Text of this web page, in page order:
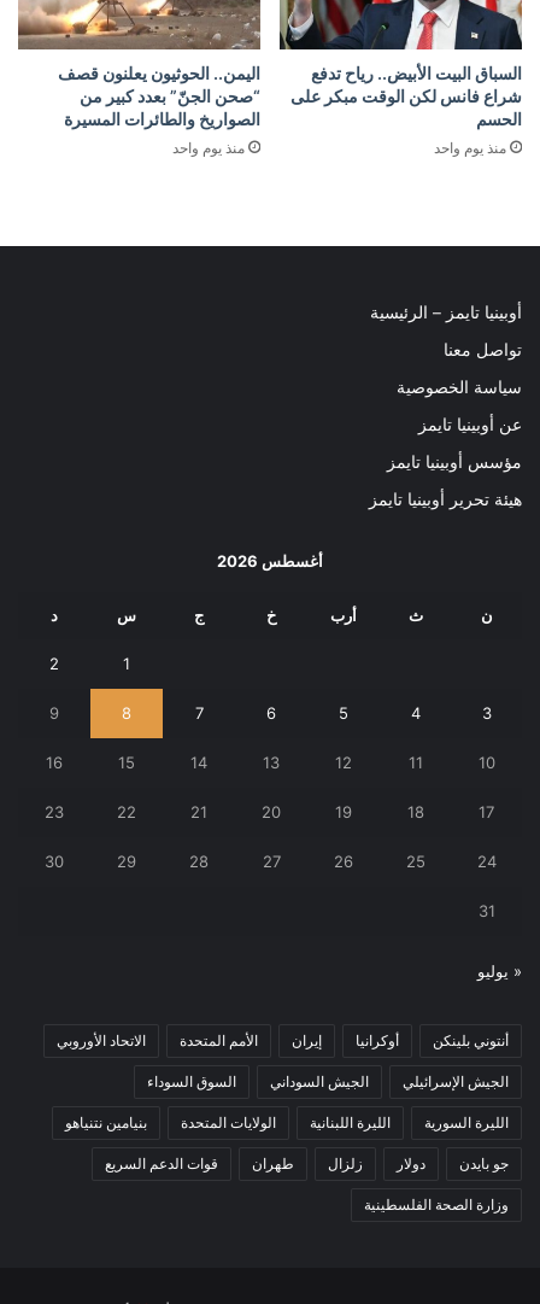
السباق البيت الأبيض.. رياح تدفع
شراع فانس لكن الوقت مبكر على
الحسم
منذ يوم واحد
اليمن.. الحوثيون يعلنون قصف
“صحن الجنّ” بعدد كبير من
الصواريخ والطائرات المسيرة
منذ يوم واحد
أوبينيا تايمز – الرئيسية
تواصل معنا
سياسة الخصوصية
عن أوبينيا تايمز
مؤسس أوبينيا تايمز
هيئة تحرير أوبينيا تايمز
أغسطس 2026
ن ث أرب خ ج س د
1
2
3
4
5
6
7
8
9
10
11
12
13
14
15
16
17
18
19
20
21
22
23
24
25
26
27
28
29
30
31
« يوليو
أنتوني بلينكن أوكرانيا إيران الأمم المتحدة الاتحاد الأوروبي
الجيش الإسرائيلي الجيش السوداني السوق السوداء
الليرة السورية الليرة اللبنانية الولايات المتحدة بنيامين نتنياهو
جو بايدن دولار زلزال طهران قوات الدعم السريع
وزارة الصحة الفلسطينية